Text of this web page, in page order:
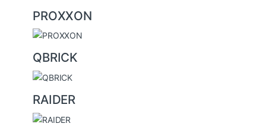
PROXXON
QBRICK
RAIDER